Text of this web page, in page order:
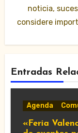
noticia,
considere
Entradas
Agenda
«Feria